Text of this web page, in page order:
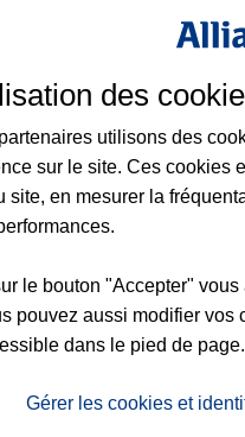
Conseils
chat
Conseils animal de
Protection juridique
des
utilisons des
sur le site. Ces cookies
site, en mesurer la
le bouton "Accepter"
pouvez aussi modifier
dans le pied de page.
Gérer les cookies et